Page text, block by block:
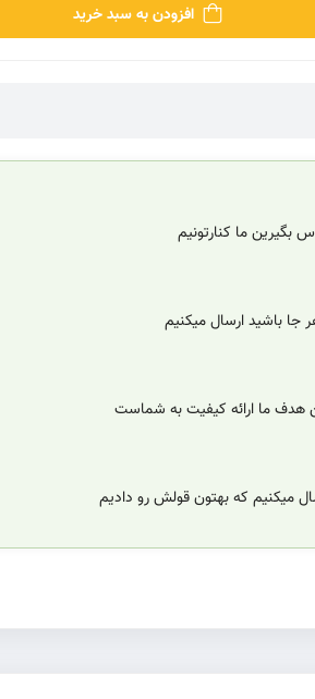
افزودن به سبد خرید
ما کنارتونیم
جا باشید ارسال میکنیم
هدف ما ارائه کیفیت به شماست
میکنیم که بهتون قولش رو دادیم